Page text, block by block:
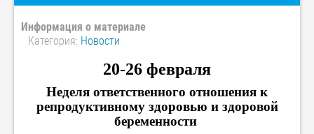
Информация о материале
Категория: Новости
20-26 февраля
Неделя ответственного отношения к
репродуктивному здоровью и здоровой
беременности